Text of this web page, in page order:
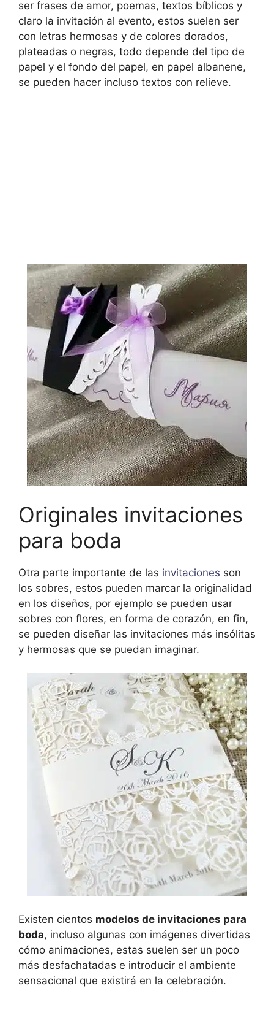
ser frases de amor, poemas, textos bíblicos y
claro la invitación al evento, estos suelen ser
con letras hermosas y de colores dorados,
plateadas o negras, todo depende del tipo de
papel y el fondo del papel, en papel albanene,
se pueden hacer incluso textos con relieve.
Originales invitaciones
para boda
Otra parte importante de las invitaciones son
los sobres, estos pueden marcar la originalidad
en los diseños, por ejemplo se pueden usar
sobres con flores, en forma de corazón, en fin,
se pueden diseñar las invitaciones más insólitas
y hermosas que se puedan imaginar.
Existen cientos modelos de invitaciones para
boda, incluso algunas con imágenes divertidas
cómo animaciones, estas suelen ser un poco
más desfachatadas e introducir el ambiente
sensacional que existirá en la celebración.